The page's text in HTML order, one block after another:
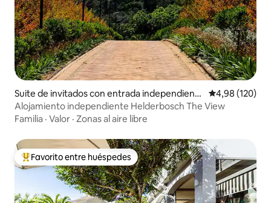
Suite de invitados con entrada independiente
en Cape Winelands
Calificación
4,98 (120)
Alojamiento independiente Helderbosch The View
Familia · Valor · Zonas al aire libre
Favorito entre los huéspedes más destacados
Favorito entre huéspedes